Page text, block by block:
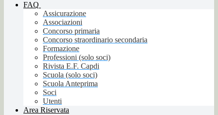
FAQ
Assicurazione
Associazioni
Concorso primaria
Concorso straordinario secondaria
Formazione
Professioni (solo soci)
Rivista E.F. Capdi
Scuola (solo soci)
Scuola Anteprima
Soci
Utenti
Area Riservata